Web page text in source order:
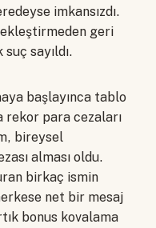
imkansızdı.
geri
sayıldı.
başlayınca tablo
para cezaları
bireysel
alması oldu.
birkaç ismin
net bir mesaj
bonus kovalama